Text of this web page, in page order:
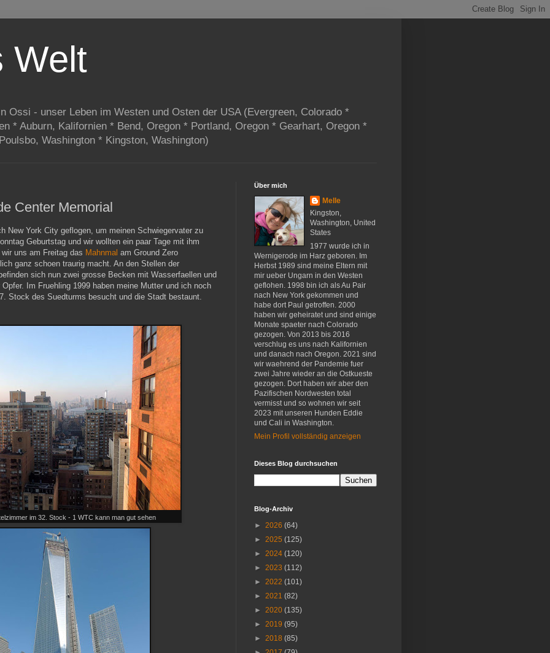
Welt
Ossi - unser Leben im Westen und Osten der USA (Evergreen, Colorado *
* Auburn, Kalifornien * Bend, Oregon * Portland, Oregon * Gearhart, Oregon *
Washington * Kingston, Washington)
Center Memorial
New York City geflogen, um meinen Schwiegervater zu
Geburtstag und wir wollten ein paar Tage mit ihm
uns am Freitag das Mahnmal am Ground Zero
ganz schoen traurig macht. An den Stellen der
sich nun zwei grosse Becken mit Wasserfaellen und
Im Fruehling 1999 haben meine Mutter und ich noch
Stock des Suedturms besucht und die Stadt bestaunt.
im 32. Stock - 1 WTC kann man gut sehen
Über mich
Melle
Kingston,
Washington, United
States
1977 wurde ich in
Wernigerode im Harz geboren. Im
Herbst 1989 sind meine Eltern mit
mir ueber Ungarn in den Westen
geflohen. 1998 bin ich als Au Pair
nach New York gekommen und
habe dort Paul getroffen. 2000
haben wir geheiratet und sind einige
Monate spaeter nach Colorado
gezogen. Von 2013 bis 2016
verschlug es uns nach Kalifornien
und danach nach Oregon. 2021 sind
wir waehrend der Pandemie fuer
zwei Jahre wieder an die Ostkueste
gezogen. Dort haben wir aber den
Pazifischen Nordwesten total
vermisst und so wohnen wir seit
2023 mit unseren Hunden Eddie
und Cali in Washington.
Mein Profil vollständig anzeigen
Dieses Blog durchsuchen
Blog-Archiv
► 2026 (64)
► 2025 (125)
► 2024 (120)
► 2023 (112)
► 2022 (101)
► 2021 (82)
► 2020 (135)
► 2019 (95)
► 2018 (85)